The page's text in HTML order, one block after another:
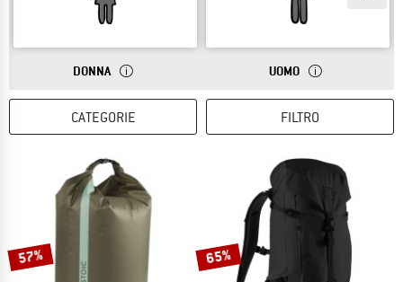
RISPOSTA
DONNA GLI ZAINI DA DONNA SONO PIÙ CORTI SULLA
RISPOSTA
UOMO GLI ZAINI DA
CATEGORIE FILTRO
57% 65%